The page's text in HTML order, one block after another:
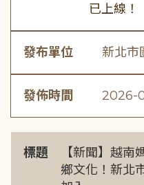
已上線！
發布單位 新北市
發佈時間 2026-
標題
【新聞】越
鄉文化！新北